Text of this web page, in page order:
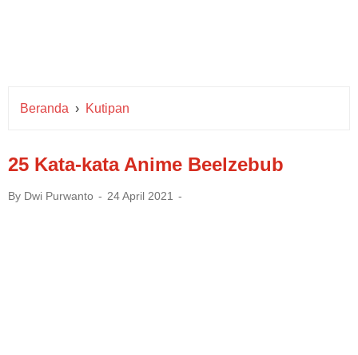
Beranda › Kutipan
25 Kata-kata Anime Beelzebub
By Dwi Purwanto 24 April 2021